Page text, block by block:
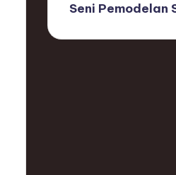
Seni Pemodelan